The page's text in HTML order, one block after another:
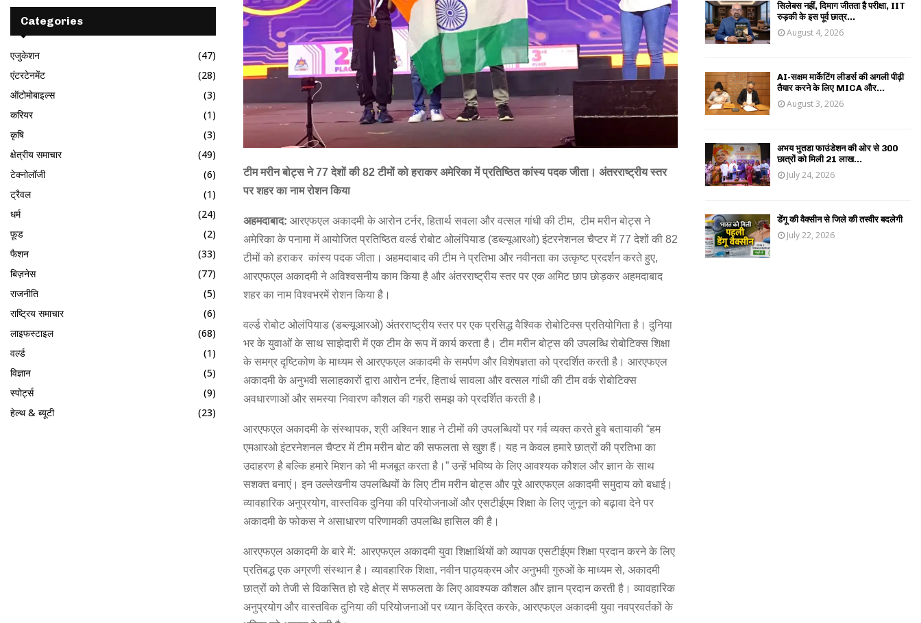
टीम मरीन बोट्स ने 77 देशों की 82 टीमों को हराकर अमेरिका में प्रतिष्ठित कांस्य पदक जीता। अंतरराष्ट्रीय स्तर
पर शहर का नाम रोशन किया
अहमदाबाद: आरएफएल अकादमी के आरोन टर्नर, हितार्थ सवला और वत्सल गांधी की टीम, टीम मरीन बोट्स ने
अमेरिका के पनामा में आयोजित प्रतिष्ठित वर्ल्ड रोबोट ओलंपियाड (डब्ल्यूआरओ) इंटरनेशनल चैप्टर में 77 देशों की 82
टीमों को हराकर कांस्य पदक जीता। अहमदाबाद की टीम ने प्रतिभा और नवीनता का उत्कृष्ट प्रदर्शन करते हुए,
आरएफएल अकादमी ने अविश्वसनीय काम किया है और अंतरराष्ट्रीय स्तर पर एक अमिट छाप छोड़कर अहमदाबाद
शहर का नाम विश्वभरमें रोशन किया है।
वर्ल्ड रोबोट ओलंपियाड (डब्ल्यूआरओ) अंतरराष्ट्रीय स्तर पर एक प्रसिद्ध वैश्विक रोबोटिक्स प्रतियोगिता है। दुनिया
भर के युवाओं के साथ साझेदारी में एक टीम के रूप में कार्य करता है। टीम मरीन बोट्स की उपलब्धि रोबोटिक्स शिक्षा
के समग्र दृष्टिकोण के माध्यम से आरएफएल अकादमी के समर्पण और विशेषज्ञता को प्रदर्शित करती है। आरएफएल
अकादमी के अनुभवी सलाहकारों द्वारा आरोन टर्नर, हितार्थ सावला और वत्सल गांधी की टीम वर्क रोबोटिक्स
अवधारणाओं और समस्या निवारण कौशल की गहरी समझ को प्रदर्शित करती है।
आरएफएल अकादमी के संस्थापक, श्री अश्विन शाह ने टीमों की उपलब्धियों पर गर्व व्यक्त करते हुवे बतायाकी “हम
एमआरओ इंटरनेशनल चैप्टर में टीम मरीन बोट की सफलता से खुश हैं। यह न केवल हमारे छात्रों की प्रतिभा का
उदाहरण है बल्कि हमारे मिशन को भी मजबूत करता है।” उन्हें भविष्य के लिए आवश्यक कौशल और ज्ञान के साथ
सशक्त बनाएं। इन उल्लेखनीय उपलब्धियों के लिए टीम मरीन बोट्स और पूरे आरएफएल अकादमी समुदाय को बधाई।
व्यावहारिक अनुप्रयोग, वास्तविक दुनिया की परियोजनाओं और एसटीईएम शिक्षा के लिए जुनून को बढ़ावा देने पर
अकादमी के फोकस ने असाधारण परिणामकी उपलब्धि हासिल की है।
आरएफएल अकादमी के बारे में: आरएफएल अकादमी युवा शिक्षार्थियों को व्यापक एसटीईएम शिक्षा प्रदान करने के लिए
प्रतिबद्ध एक अग्रणी संस्थान है। व्यावहारिक शिक्षा, नवीन पाठ्यक्रम और अनुभवी गुरुओं के माध्यम से, अकादमी
छात्रों को तेजी से विकसित हो रहे क्षेत्र में सफलता के लिए आवश्यक कौशल और ज्ञान प्रदान करती है। व्यावहारिक
अनुप्रयोग और वास्तविक दुनिया की परियोजनाओं पर ध्यान केंद्रित करके, आरएफएल अकादमी युवा नवप्रवर्तकों के
Categories
एजुकेशन
(47)
एंटरटेनमेंट
(28)
ऑटोमोबाइल्स
(3)
करियर
(1)
कृषि
(3)
क्षेत्रीय समाचार
(49)
टेक्नोलॉजी
(6)
ट्रैवल
(1)
धर्म
(24)
फ़ूड
(2)
फैशन
(33)
बिज़नेस
(77)
राजनीति
(5)
राष्ट्रिय समाचार
(6)
लाइफस्टाइल
(68)
वर्ल्ड
(1)
विज्ञान
(5)
स्पोर्ट्स
(9)
हेल्थ & ब्यूटी
(23)
सिलेबस नहीं, दिमाग जीतता है परीक्षा, IIT
रुड़की के इस पूर्व छात्र...
August 4, 2026
AI-सक्षम मार्केटिंग लीडर्स की अगली पीढ़ी
तैयार करने के लिए MICA और...
August 3, 2026
अभय भुतडा फाउंडेशन की ओर से 300
छात्रों को मिली 21 लाख...
July 24, 2026
डेंगू की वैक्सीन से जिले की तस्वीर बदलेगी
July 22, 2026